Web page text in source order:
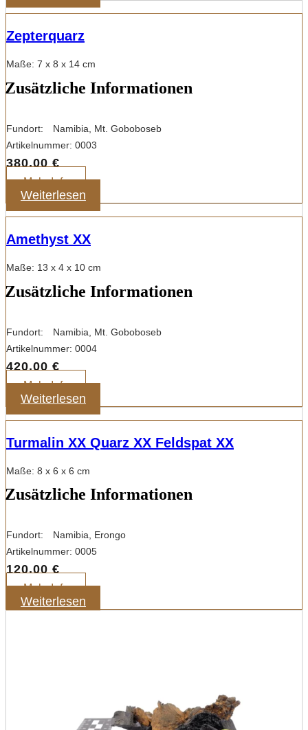
Zepterquarz
Maße: 7 x 8 x 14 cm
Zusätzliche Informationen
Fundort:
Namibia, Mt. Goboboseb
Artikelnummer: 0003
380,00 €
Mehr Info
Weiterlesen
Amethyst XX
Maße: 13 x 4 x 10 cm
Zusätzliche Informationen
Fundort:
Namibia, Mt. Goboboseb
Artikelnummer: 0004
420,00 €
Mehr Info
Weiterlesen
Turmalin XX Quarz XX Feldspat XX
Maße: 8 x 6 x 6 cm
Zusätzliche Informationen
Fundort:
Namibia, Erongo
Artikelnummer: 0005
120,00€
Mehr Info
Weiterlesen